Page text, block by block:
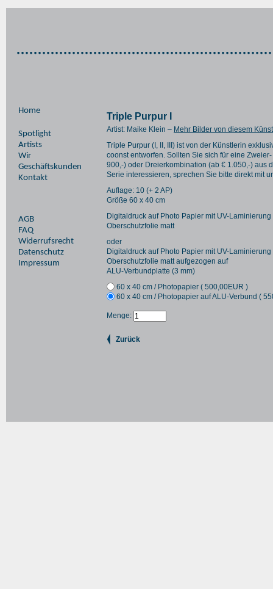
Home
Spotlight
Artists
Wir
Geschäftskunden
Kontakt
AGB
FAQ
Widerrufsrecht
Datenschutz
Impressum
Triple Purpur I
Artist: Maike Klein – Mehr Bilder von diesem
Triple Purpur (I, II, III) ist von der Künstlerin
coonst entworfen. Sollten Sie sich für eine
900,-) oder Dreierkombination (ab € 1.050,-) aus
Serie interessieren, sprechen Sie bitte direkt mit
Auflage: 10 (+ 2 AP)
Größe 60 x 40 cm
Digitaldruck auf Photo Papier mit UV-Laminierung
Oberschutzfolie matt
oder
Digitaldruck auf Photo Papier mit UV-Laminierung
Oberschutzfolie matt aufgezogen auf
ALU-Verbundplatte (3 mm)
60 x 40 cm / Photopapier ( 500,00EUR )
60 x 40 cm / Photopapier auf ALU-Verbund (
Menge:
Zurück